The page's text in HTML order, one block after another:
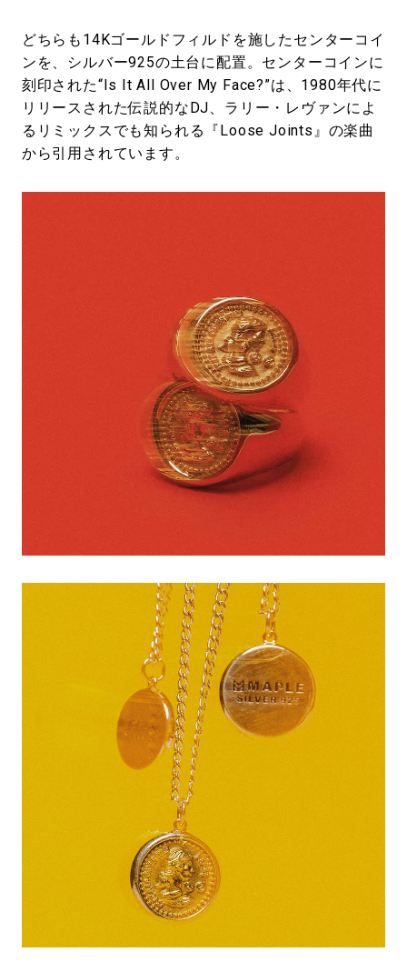
どちらも14Kゴールドフィルドを施したセンターコイ
ンを、シルバー925の土台に配置。センターコインに
刻印された“Is It All Over My Face?”は、1980年代に
リリースされた伝説的なDJ、ラリー・レヴァンによ
るリミックスでも知られる『Loose Joints』の楽曲
から引用されています。